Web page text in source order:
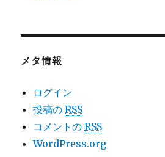
メタ情報
ログイン
投稿のRSS
コメントのRSS
WordPress.org